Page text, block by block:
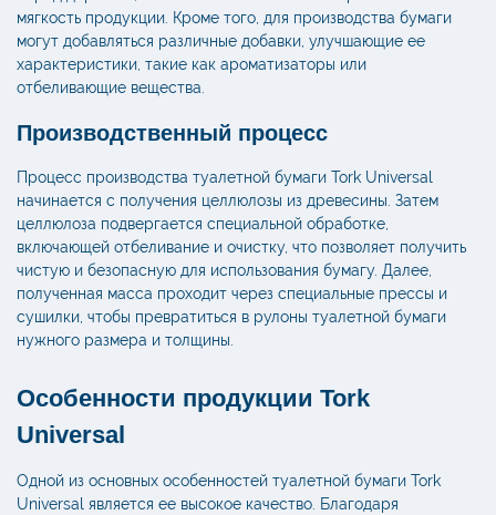
мягкость продукции. Кроме того, для производства бумаги
могут добавляться различные добавки, улучшающие ее
характеристики, такие как ароматизаторы или
отбеливающие вещества.
Производственный процесс
Процесс производства туалетной бумаги Tork Universal
начинается с получения целлюлозы из древесины. Затем
целлюлоза подвергается специальной обработке,
включающей отбеливание и очистку, что позволяет получить
чистую и безопасную для использования бумагу. Далее,
полученная масса проходит через специальные прессы и
сушилки, чтобы превратиться в рулоны туалетной бумаги
нужного размера и толщины.
Особенности продукции Tork
Universal
Одной из основных особенностей туалетной бумаги Tork
Universal является ее высокое качество. Благодаря